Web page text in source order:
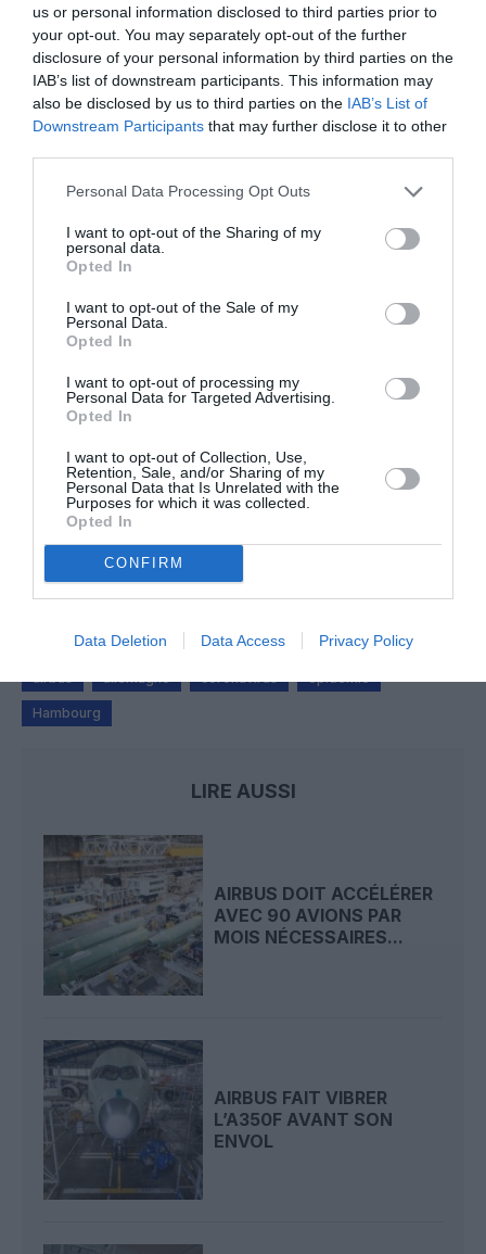
us or personal information disclosed to third parties prior to
your opt-out. You may separately opt-out of the further
disclosure of your personal information by third parties on the
IAB’s list of downstream participants. This information may
also be disclosed by us to third parties on the IAB’s List of
Downstream Participants that may further disclose it to other
Personal Data Processing Opt Outs
I want to opt-out of the Sharing of my
personal data.
Opted In
I want to opt-out of the Sale of my
Personal Data.
Opted In
I want to opt-out of processing my
Personal Data for Targeted Advertising.
Opted In
I want to opt-out of Collection, Use,
Retention, Sale, and/or Sharing of my
Personal Data that Is Unrelated with the
Purposes for which it was collected.
Opted In
CONFIRM
Data Deletion Data Access Privacy Policy
Appel aux lecteurs !
Soutenez Air Journal participezà son
développement !
DERNIERS COMMENTAIRES
atplhkt a commenté l'article :
arrivées plus longues, des correspondances à risque
Pyramides, croisières et mer Rouge : l’Égypte mise sur
airbus allemagne coronavirus epidemie
Hambourg
LIRE AUSSI
AIRBUS DOIT ACCÉLÉRER
AVEC 90 AVIONS PAR
MOIS NÉCESSAIRES...
AIRBUS FAIT VIBRER
L’A350F AVANT SON
ENVOL